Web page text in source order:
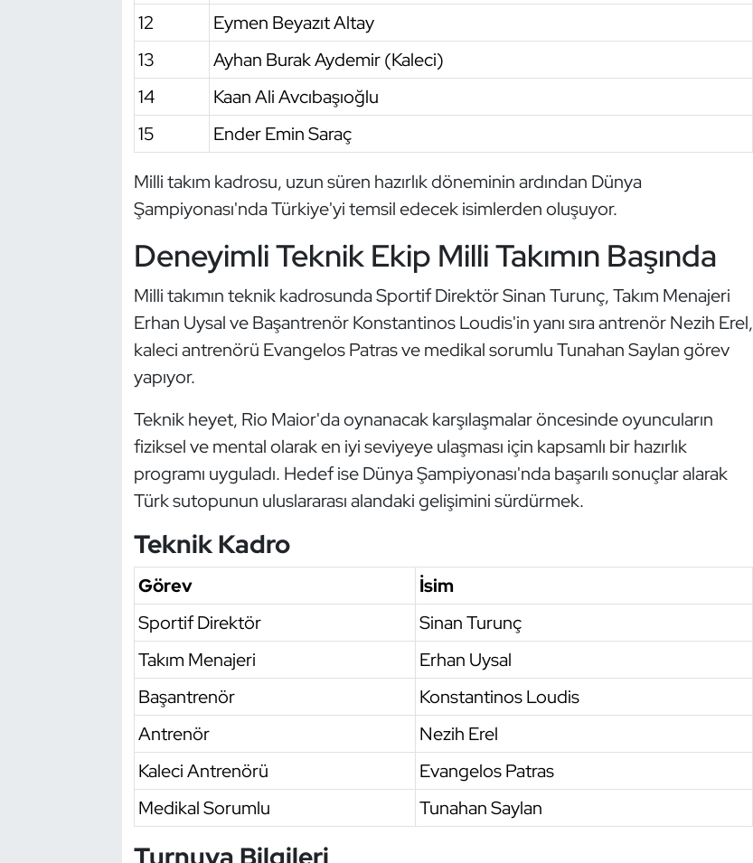
12
Eymen Beyazıt Altay
13
Ayhan Burak Aydemir (Kaleci)
14
Kaan Ali Avcıbaşıoğlu
15
Ender Emin Saraç
Milli takım kadrosu, uzun süren hazırlık döneminin ardından Dünya
Şampiyonası'nda Türkiye'yi temsil edecek isimlerden oluşuyor.
Deneyimli Teknik Ekip Milli Takımın Başında
Milli takımın teknik kadrosunda Sportif Direktör Sinan Turunç, Takım Menajeri
Erhan Uysal ve Başantrenör Konstantinos Loudis'in yanı sıra antrenör Nezih Erel,
kaleci antrenörü Evangelos Patras ve medikal sorumlu Tunahan Saylan görev
yapıyor.
Teknik heyet, Rio Maior'da oynanacak karşılaşmalar öncesinde oyuncuların
fiziksel ve mental olarak en iyi seviyeye ulaşması için kapsamlı bir hazırlık
programı uyguladı. Hedef ise Dünya Şampiyonası'nda başarılı sonuçlar alarak
Türk sutopunun uluslararası alandaki gelişimini sürdürmek.
Teknik Kadro
Görev
İsim
Sportif Direktör
Sinan Turunç
Takım Menajeri
Erhan Uysal
Başantrenör
Konstantinos Loudis
Antrenör
Nezih Erel
Kaleci Antrenörü
Evangelos Patras
Medikal Sorumlu
Tunahan Saylan
Vücut Geliştirme Fitness